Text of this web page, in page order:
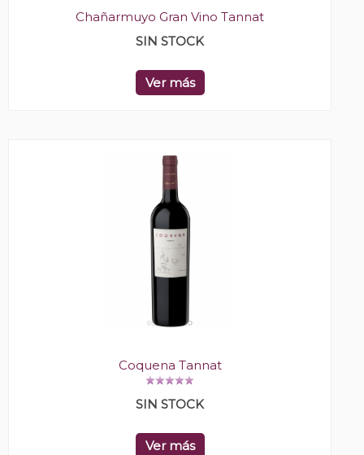
Chañarmuyo Gran Vino Tannat
SIN STOCK
Ver más
Coquena Tannat
SIN STOCK
Ver más